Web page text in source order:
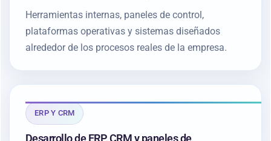
Herramientas internas, paneles de control,
plataformas operativas y sistemas diseñados
alrededor de los procesos reales de la empresa.
ERP Y CRM
Desarrollo de ERP, CRM y paneles de